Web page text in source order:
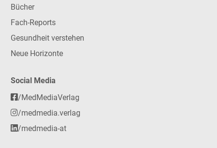
Bücher
Fach-Reports
Gesundheit verstehen
Neue Horizonte
Social Media
/MedMediaVerlag
/medmedia.verlag
/medmedia-at